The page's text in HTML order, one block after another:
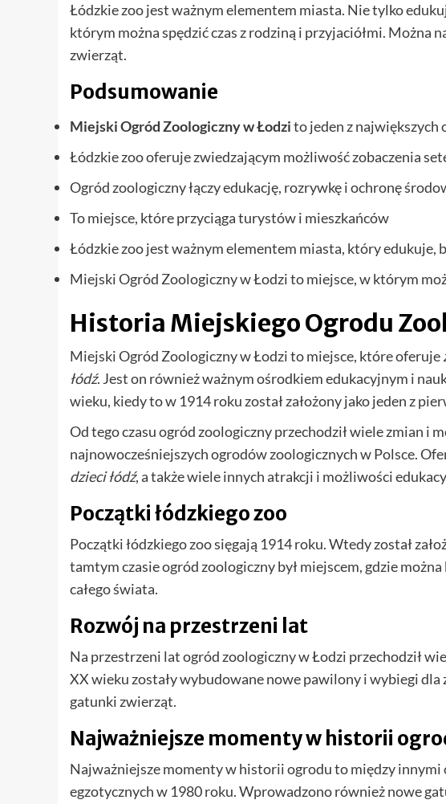
Łódzkie zoo jest ważnym elementem miasta. Nie tylko
którym można spędzić czas z rodziną i przyjaciółmi. Można
zwierząt.
Podsumowanie
Miejski Ogród Zoologiczny w Łodzito jeden z największych
Łódzkie zoo oferuje zwiedzającym możliwość zobaczenia
Ogród zoologiczny łączy edukację, rozrywkę i ochronę
To miejsce, które przyciąga turystów i mieszkańców
Łódzkie zoo jest ważnym elementem miasta, który edukuje,
Miejski Ogród Zoologiczny w Łodzi to miejsce, w którym
Historia Miejskiego Ogrodu
Miejski Ogród Zoologiczny w Łodzi to miejsce, które oferuje
łódź. Jest on również ważnym ośrodkiem edukacyjnym i
wieku, kiedy to w 1914 roku został założony jako jeden z
Od tego czasu ogród zoologiczny przechodził wiele zmian i
najnowocześniejszych ogrodów zoologicznych w Polsce.
dzieci łódź, a także wiele innych atrakcji i możliwości
Początki łódzkiego zoo
Początki łódzkiego zoo sięgają 1914 roku. Wtedy został
tamtym czasie ogród zoologiczny był miejscem, gdzie
całego świata.
Rozwój na przestrzeni lat
Na przestrzeni lat ogród zoologiczny w Łodzi przechodził
XX wieku zostały wybudowane nowe pawilony i wybiegi
gatunki zwierząt.
Najważniejsze momenty w historii
Najważniejsze momenty w historii ogrodu to między
egzotycznych w 1980 roku. Wprowadzono również nowe